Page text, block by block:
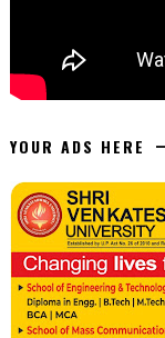
YOUR ADS HERE